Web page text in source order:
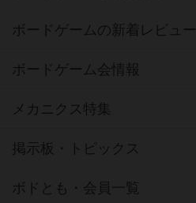
ボードゲームの新着レビュー
ボードゲーム会情報
メカニクス特集
掲示板・トピックス
ボドとも・会員一覧